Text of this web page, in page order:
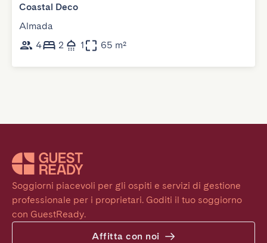
Coastal Deco
Almada
4
2 1 65 m²
Soggiorni piacevoli per gli ospiti e servizi di gestione
professionale per i proprietari. Goditi il tuo soggiorno
con GuestReady.
Affitta con noi